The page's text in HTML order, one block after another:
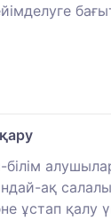
ақ
ұстап қалу